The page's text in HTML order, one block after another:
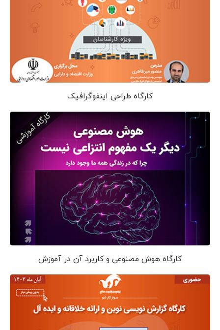
کارگاه طراحی اینفوگرافیک
کارگاه هوش مصنوعی و کاربرد آن در آموزش